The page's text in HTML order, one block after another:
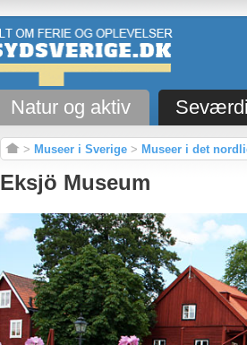
Natur og aktiv
> Museer i Sverige > Museer i det
Eksjö Museum